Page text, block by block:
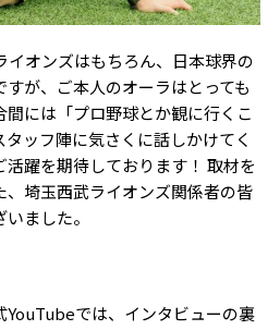
イオンズはもちろん、日本球界の
が、ご本人のオーラはとっても
には「プロ野球とか観に行くこ
タッフ陣に気さくに話しかけてく
躍を期待しております！ 取材を
埼玉西武ライオンズ関係者の皆
ました。
では、インタビューの裏